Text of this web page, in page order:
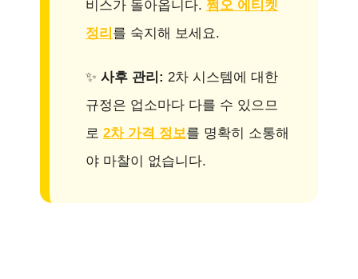
비스가 돌아옵니다. 쩜오 에티켓
정리 를 숙지해 보세요.
✨ 사후 관리: 2차 시스템에 대한
규정은 업소마다 다를 수 있으므
로 2차 가격 정보를 명확히 소통해
야 마찰이 없습니다.